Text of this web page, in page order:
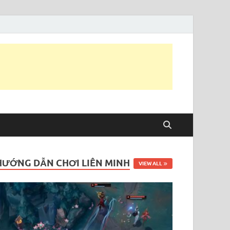
DẪN CHƠI LIÊN MINH VIEW ALL